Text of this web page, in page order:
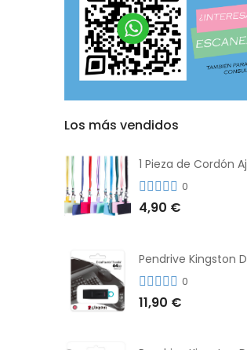
Los más vendidos
0
4,90 €
0
11,90 €